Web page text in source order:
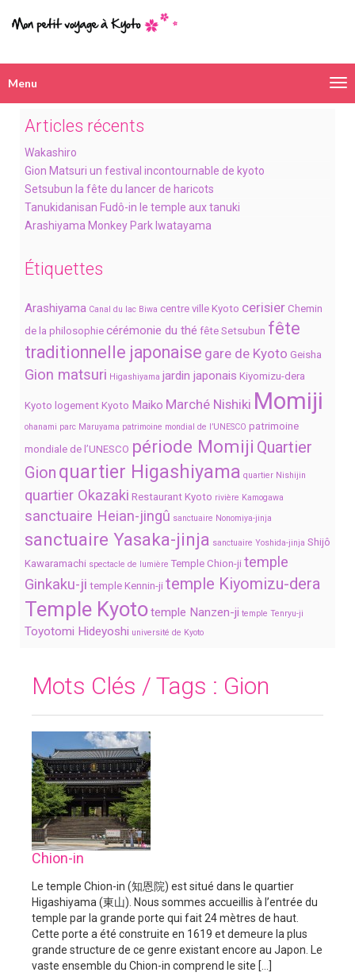
Menu
Articles récents
Wakashiro
Gion Matsuri un festival incontournable de kyoto
Setsubun la fête du lancer de haricots
Tanukidanisan Fudô-in le temple aux tanuki
Arashiyama Monkey Park Iwatayama
Étiquettes
Arashiyama Canal du lac Biwa centre ville Kyoto cerisier Chemin
de la philosophie cérémonie du thé fête Setsubun fête
traditionnelle japonaise gare de Kyoto Geisha
Gion matsuri Higashiyama jardin japonais Kiyomizu-dera
Kyoto logement Kyoto Maiko Marché Nishiki Momiji
ohanami parc Maruyama patrimoine mondial de l’UNESCO patrimoine
mondiale de l’UNESCO période Momiji Quartier
Gion quartier Higashiyama quartier Nishijin
quartier Okazaki Restaurant Kyoto rivière Kamogawa
sanctuaire Heian-jingû sanctuaire Nonomiya-jinja
sanctuaire Yasaka-jinja sanctuaire Yoshida-jinja Shijô
Kawaramachi spectacle de lumière Temple Chion-ji temple
Ginkaku-ji temple Kennin-ji temple Kiyomizu-dera
Temple Kyototemple Nanzen-ji temple Tenryu-ji
Toyotomi Hideyoshi université de Kyoto
Mots Clés / Tags : Gion
Chion-in
Le temple Chion-in (知恩院) est situé dans le quartier
Higashiyama (東山). Nous sommes accueillis à l’entrée du
temple par la grande porte qui fait 24 mètres de haut.
Cette porte a été construite en 1619 et demeure la plus
grande structure de ce genre existant encore au Japon. Le
vaste ensemble du Chion-in comprend le site [...]